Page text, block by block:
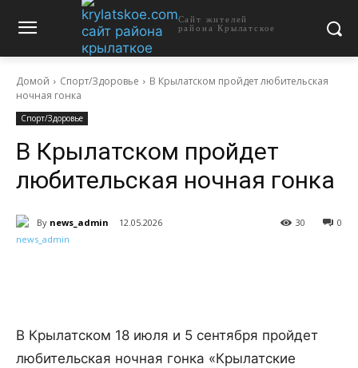
Сайт жителей
района Крылатское
Домой Спорт/Здоровье
В Крылатском пройдет любительская
ночная гонка
Спорт/Здоровье
В Крылатском пройдет
любительская ночная гонка
By news_admin 12.05.2026 0
30
В Крылатском 18 июля и 5 сентября пройдет
любительская ночная гонка «Крылатские